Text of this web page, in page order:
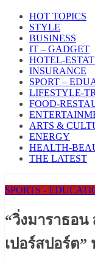
HOT TOPICS
STYLE
BUSINESS
IT – GADGET
HOTEL-
INSURANCE
SPORT –
LIFESTYLE​-
FOOD-
ARTS &
ENERGY
HEALTH​-
THE LATEST
SPORTS -
“วิ่งมาราธอน
เปอร์สปอร์ต